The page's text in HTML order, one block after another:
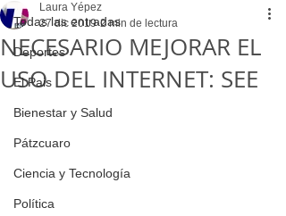
Todas las entradas
Deportes
El Pais
Bienestar y Salud
Pátzcuaro
Ciencia y Tecnología
Política
NECESARIO MEJORAR EL
USO DEL INTERNET: SEE
Laura Yépez
27 dic 2019 2 min de lectura